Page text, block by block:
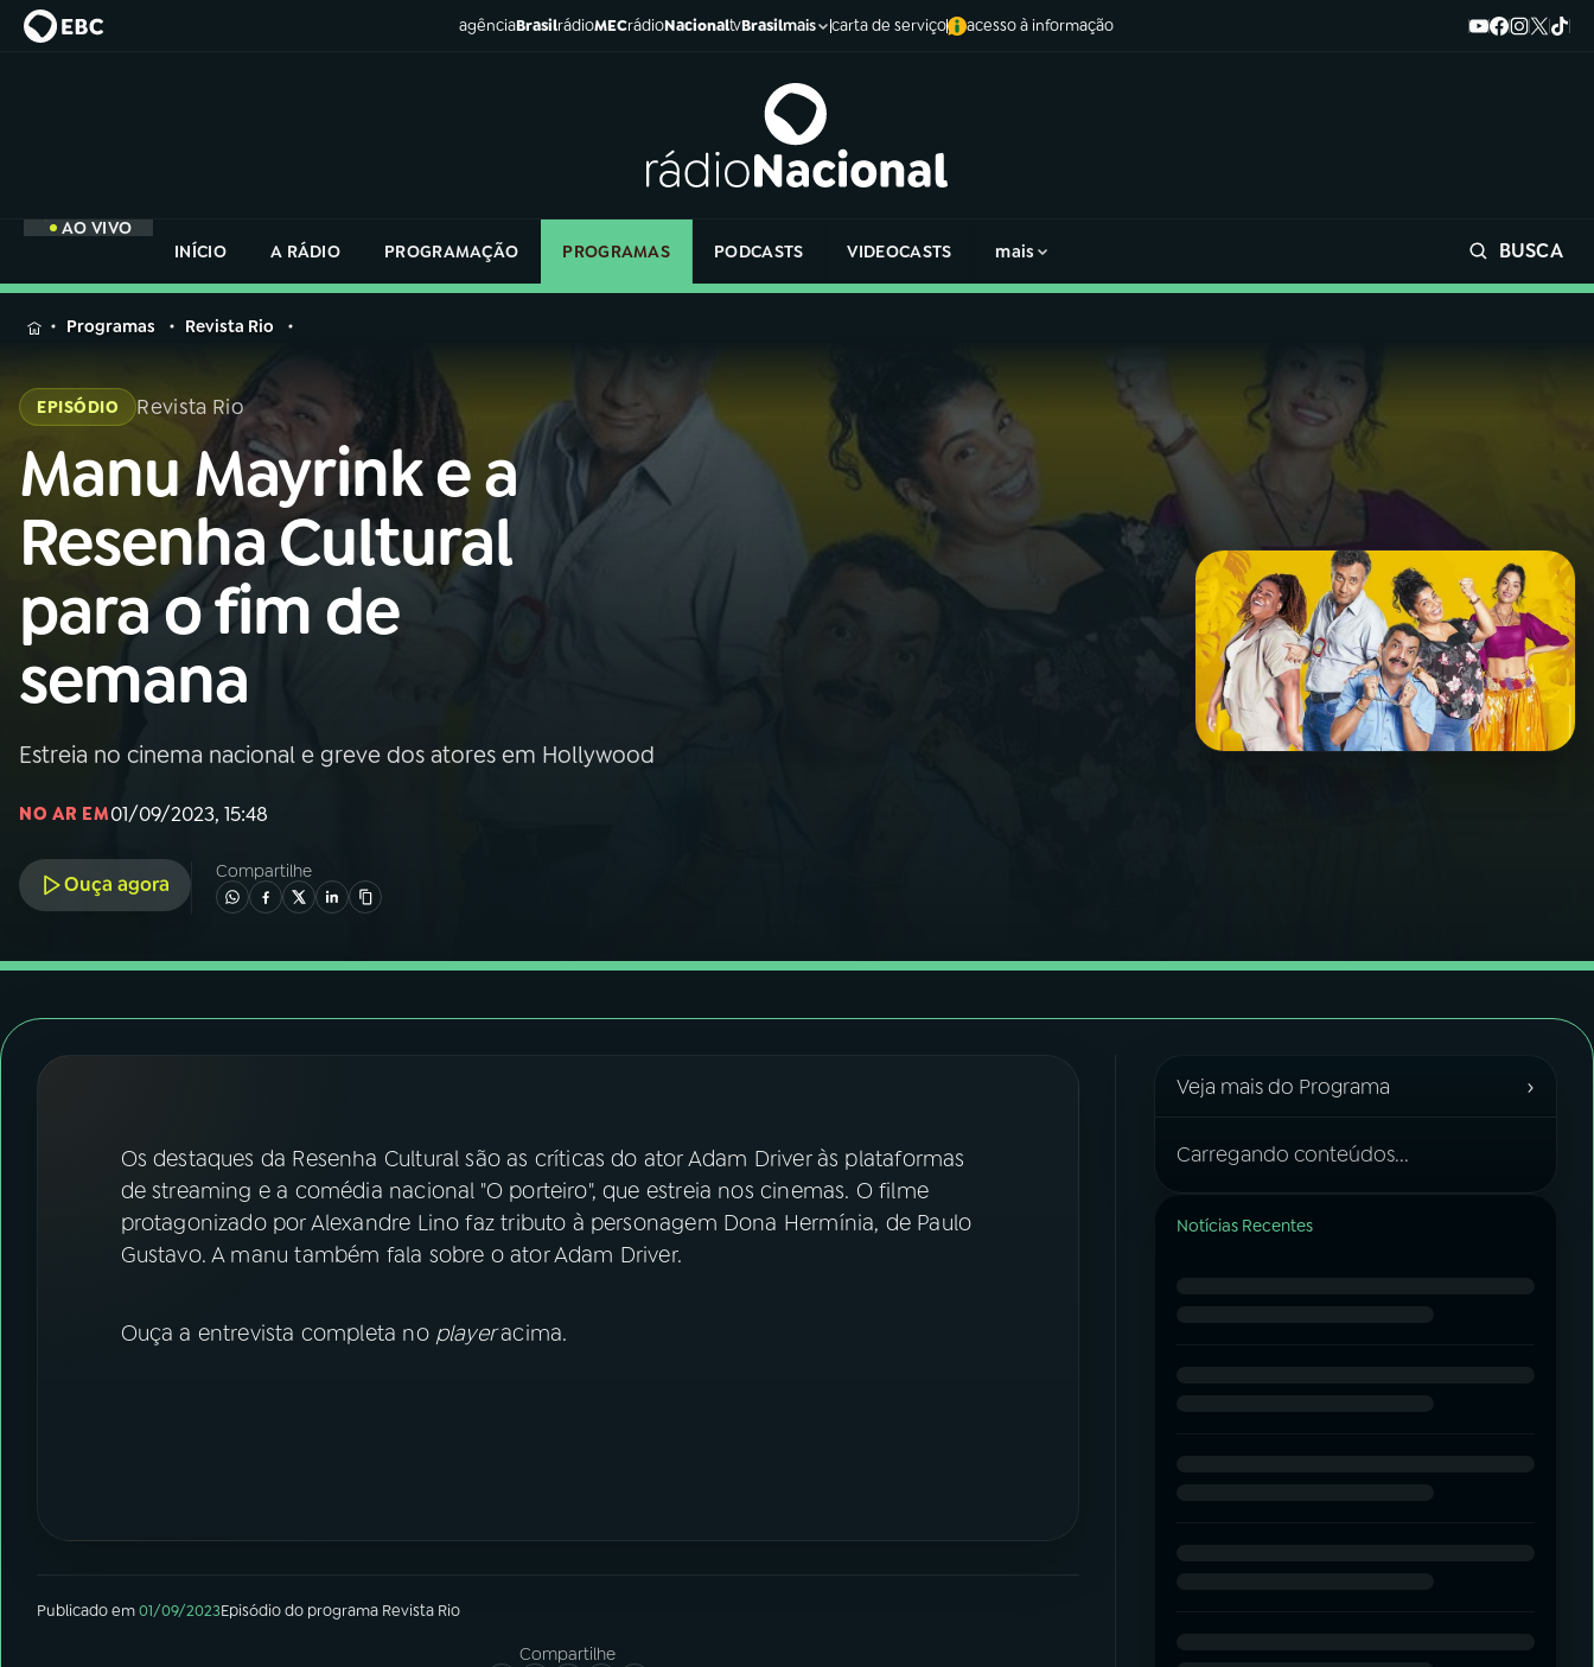
agênciaBrasilrádioMECrádioNacionaltvBrasilmais carta de serviço acesso à informação
AO VIVO
INÍCIO
A RÁDIO PROGRAMAÇÃO PROGRAMAS PODCASTS VIDEOCASTS mais BUSCA
MENU
Buscar
na
Rádio
Nacional
AO VIVO
01 INÍCIO
02 A RÁDIO
03 PROGRAMAÇÃO
05PODCASTS
FESTIVAL DE MÚSICA
ACOMPANHE A RÁDIO NACIONAL
Instagram X
na
Rádio
Programas Revista Rio
EPISÓDIO Revista Rio
Manu Mayrink e a
Resenha Cultural
para o fim de
semana
Estreia no cinema nacional e greve dos atores em Hollywood
NO AR EM01/09/2023, 15:48
Ouça agora
Compartilhe
Os destaques da Resenha Cultural são as críticas do ator Adam Driver às plataformas
de streaming e a comédia nacional "O porteiro", que estreia nos cinemas. O filme
protagonizado por Alexandre Lino faz tributo à personagem Dona Hermínia, de Paulo
Gustavo. A manu também fala sobre o ator Adam Driver.
Ouça a entrevista completa no playeracima.
Publicado em01/09/2023Episódiodo programa Revista Rio
Compartilhe
Veja mais do Programa ›
Carregando conteúdos...
Notícias Recentes